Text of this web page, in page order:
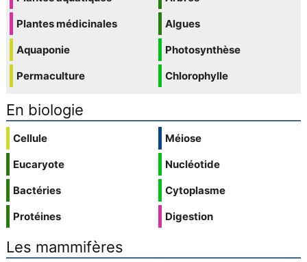
Plantes médicinales
Aquaponie
Permaculture
Algues
Photosynthèse
Chlorophylle
En biologie
Cellule
Eucaryote
Bactéries
Protéines
Méiose
Nucléotide
Cytoplasme
Digestion
Les mammifères